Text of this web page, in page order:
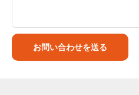
お問い合わせを送る